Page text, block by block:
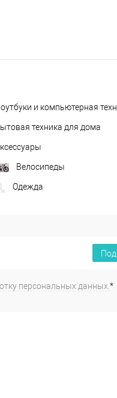
и компьютерная
техника для дома
Велосипеды
Одежда
персональных данных. *